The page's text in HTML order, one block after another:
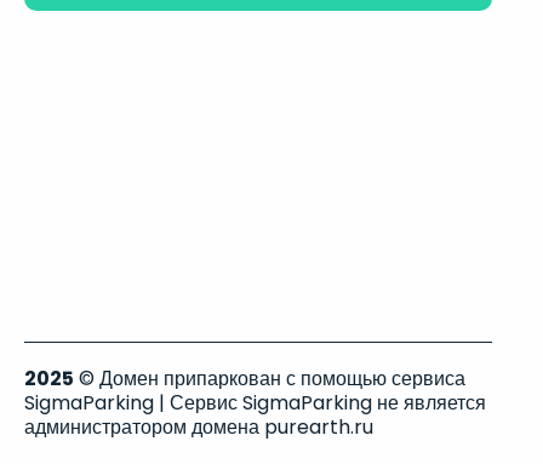
2025 © Домен припаркован с помощью сервиса
SigmaParking | Сервис SigmaParking не является
администратором домена purearth.ru